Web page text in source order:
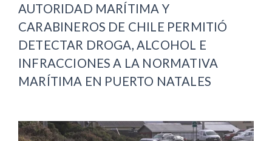
AUTORIDAD MARÍTIMA Y
CARABINEROS DE CHILE PERMITIÓ
DETECTAR DROGA, ALCOHOL E
INFRACCIONES A LA NORMATIVA
MARÍTIMA EN PUERTO NATALES